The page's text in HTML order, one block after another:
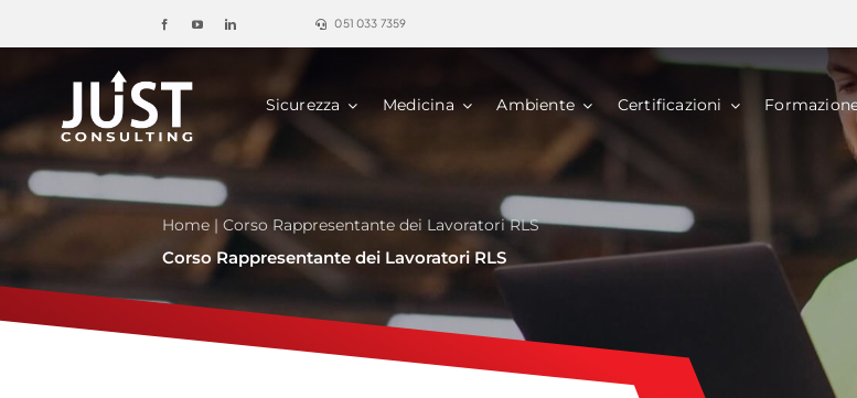
al
contenuto
051 033 7359
Sicurezza Medicina Ambiente Certificazioni
Home |Corso Rappresentante dei Lavoratori RLS
Corso Rappresentante dei Lavoratori RLS